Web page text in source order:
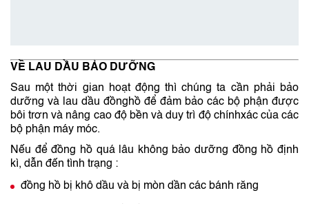
VỀ LAU DẦU BẢO DƯỠNG
Sau một thời gian hoạt động thì chúng ta cần phải bảo
dưỡng và lau dầu đồnghồ để đảm bảo các bộ phận được
bôi trơn và nâng cao độ bền và duy trì độ chínhxác của các
bộ phận máy móc.
Nếu để đồng hồ quá lâu không bảo dưỡng đồng hồ định
kì, dẫn đến tình trạng :
đồng hồ bị khô dầu và bị mòn dần các bánh răng